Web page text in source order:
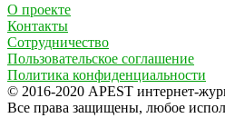
О проекте
Контакты
Сотрудничество
Пользовательское соглашение
Политика конфиденциальности
© 2016-2020 APEST интернет-
Все права защищены, любое